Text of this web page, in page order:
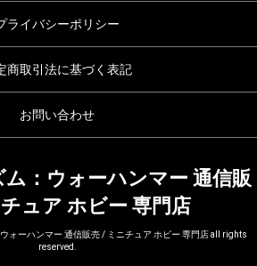
ライバシーポリシー
商取引法に基づく表記
お問い合わせ
：ウォーハンマー 通信販
ュア ホビー 専門店
ォーハンマー 通信販売 / ミニチュア ホビー 専門店 all rights
reserved.